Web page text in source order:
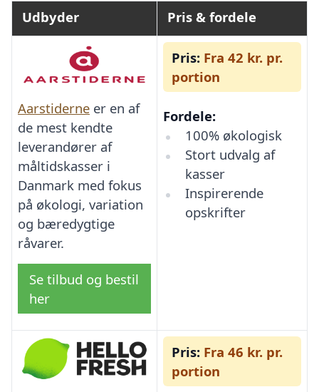
Udbyder Pris & fordele
Aarstiderne er en af
de mest kendte
leverandører af
måltidskasser i
Danmark med fokus
på økologi, variation
og bæredygtige
råvarer.
Se tilbud og bestil
her
Pris: Fra 42 kr. pr.
portion
Fordele:
100% økologisk
Stort udvalg af
kasser
Inspirerende
opskrifter
Pris: Fra 46 kr. pr.
portion